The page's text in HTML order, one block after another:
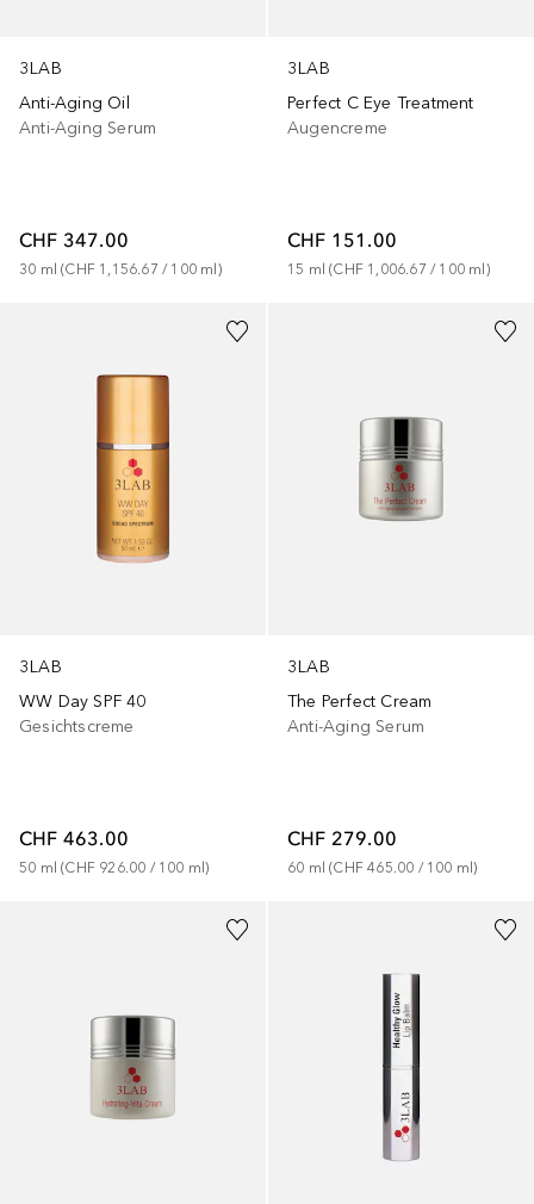
3LAB
Anti-Aging Oil
Anti-Aging Serum
CHF 347.00
30 ml (CHF 1,156.67 / 100 ml )
3LAB
Perfect C Eye Treatment
Augencreme
CHF 151.00
15 ml (CHF 1,006.67 / 100 ml )
3LAB
WW Day SPF 40
Gesichtscreme
CHF 463.00
50 ml (CHF 926.00 / 100 ml)
3LAB
The Perfect Cream
Anti-Aging Serum
CHF 279.00
60 ml (CHF 465.00 / 100 ml)